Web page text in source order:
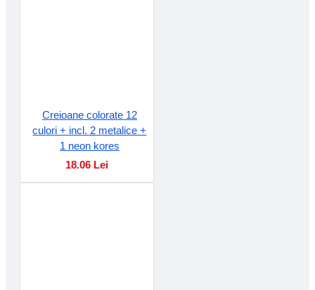
Creioane colorate 12
culori + incl. 2 metalice +
1 neon kores
18.06 Lei